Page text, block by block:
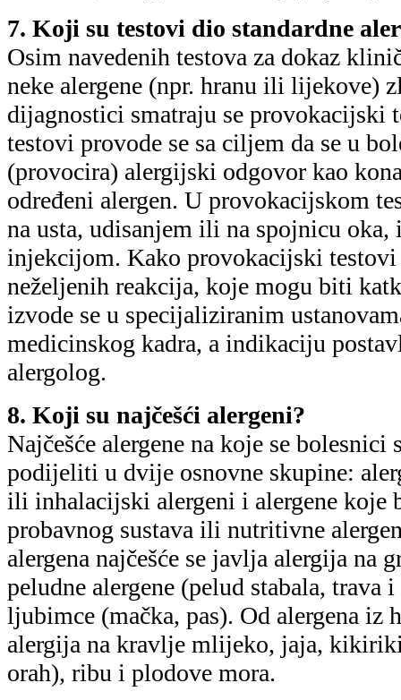
7. Koji su testovi dio standardne
Osim navedenih testova za dokaz
neke alergene (npr. hranu ili lijekove)
dijagnostici smatraju se provokacijski
testovi provode se sa ciljem da se u
(provocira) alergijski odgovor kao
određeni alergen. U provokacijskom
na usta, udisanjem ili na spojnicu oka,
injekcijom. Kako provokacijski testovi
neželjenih reakcija, koje mogu biti
izvode se u specijaliziranim
medicinskog kadra, a indikaciju
alergolog.
8. Koji su najčešći alergeni?
Najčešće alergene na koje se
podijeliti u dvije osnovne skupine:
ili inhalacijski alergeni i alergene koje
probavnog sustava ili nutritivne
alergena najčešće se javlja alergija na
peludne alergene (pelud stabala, trava
ljubimce (mačka, pas). Od alergena iz
alergija na kravlje mlijeko, jaja,
orah), ribu i plodove mora.